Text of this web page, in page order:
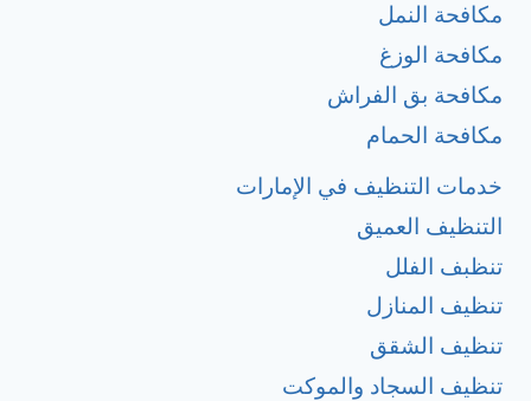
مكافحة النمل
مكافحة الوزغ
مكافحة بق الفراش
مكافحة الحمام
خدمات التنظيف في الإمارات
التنظيف العميق
تنظبف الفلل
تنظيف المنازل
تنظيف الشقق
تنظيف السجاد والموكت